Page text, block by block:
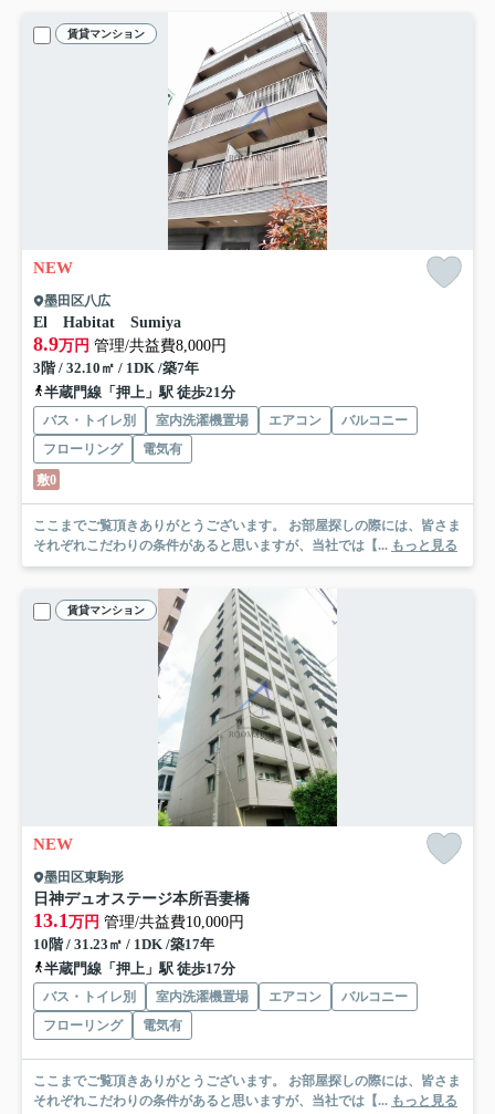
賃貸マンション
NEW
墨田区八広
El Habitat Sumiya
8.9万円 管理/共益費8,000円
3階 / 32.10㎡ / 1DK /築7年
半蔵門線「押上」駅 徒歩21分
バス・トイレ別 室内洗濯機置場 エアコン
バルコニー
フローリング
電気有
敷0
ここまでご覧頂きありがとうございます。 お部屋探しの際には、皆さま
それぞれこだわりの条件があると思いますが、当社では【... もっと見る
賃貸マンション
NEW
墨田区東駒形
日神デュオステージ本所吾妻橋
13.1万円 管理/共益費10,000円
10階 / 31.23㎡ / 1DK /築17年
半蔵門線「押上」駅 徒歩17分
バス・トイレ別 室内洗濯機置場 エアコン
バルコニー
フローリング
電気有
ここまでご覧頂きありがとうございます。 お部屋探しの際には、皆さま
それぞれこだわりの条件があると思いますが、当社では【... もっと見る